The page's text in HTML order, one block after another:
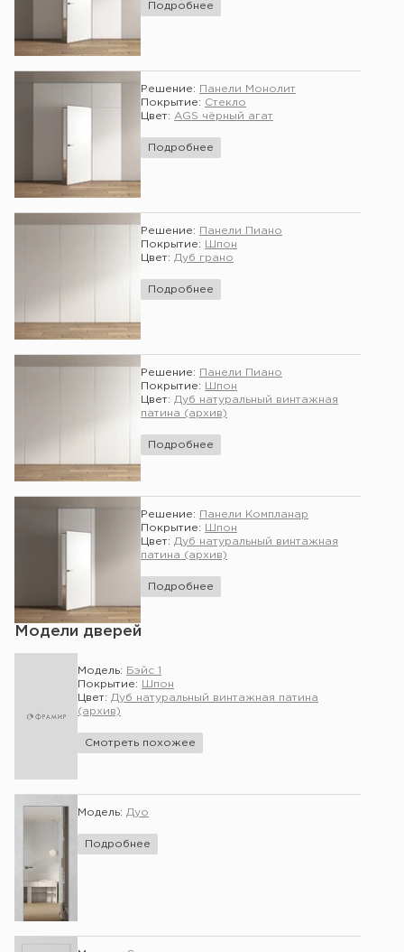
Подробнее
Решение:
Панели Монолит
Покрытие: Стекло
Цвет: AGS чёрный агат
Подробнее
Решение:
Панели Пиано
Покрытие:
Шпон
Цвет: Дуб грано
Подробнее
Решение:
Панели Пиано
Покрытие:
Шпон
Цвет: Дуб натуральный винтажная
патина (архив)
Подробнее
Решение:
Панели Компланар
Покрытие:
Шпон
Цвет: Дуб натуральный винтажная
патина (архив)
Подробнее
Модели дверей
Модель:
Бэйс 1
Покрытие:
Шпон
Цвет: Дуб натуральный винтажная патина
(архив)
Смотреть похожее
Модель: Дуо
Подробнее